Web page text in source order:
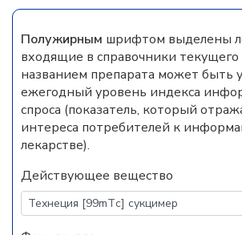
Полужирным шрифтом выделены
входящие в справочники текущего
названием препарата может быть
ежегодный уровень индекса
спроса (показатель, который
интереса потребителей к
лекарстве).
Действующее вещество